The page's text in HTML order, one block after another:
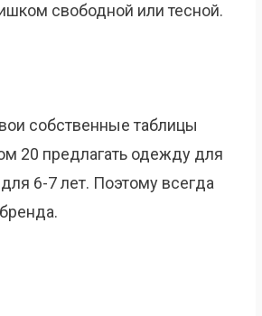
свободной или тесной.
собственные таблицы
20 предлагать одежду для
6-7 лет. Поэтому всегда